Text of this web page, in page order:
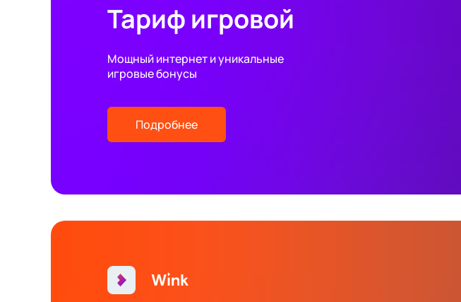
Тариф игровой
Мощный интернет и уникальные
игровые бонусы
Подробнее